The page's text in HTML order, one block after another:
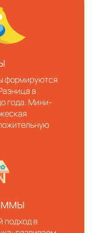
формируются
в
года. Мини-
подход в